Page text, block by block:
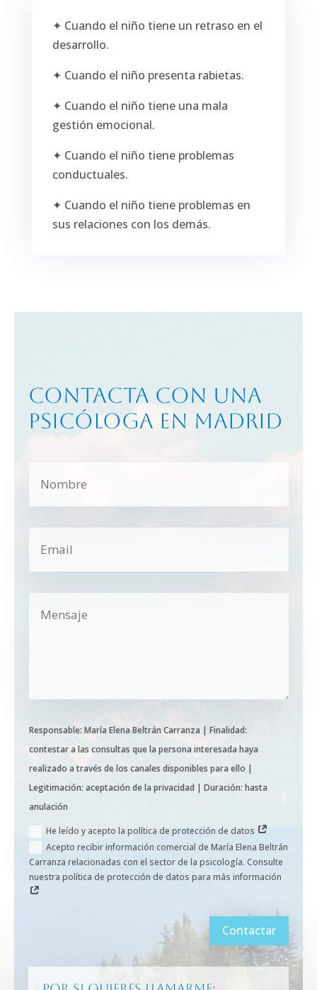
✦ Cuando el niño tiene un retraso en el
desarrollo.
✦ Cuando el niño presenta rabietas.
✦ Cuando el niño tiene una mala
gestión emocional.
✦ Cuando el niño tiene problemas
conductuales.
✦ Cuando el niño tiene problemas en
sus relaciones con los demás.
Contacta con una
psicóloga en Madrid
Responsable: María Elena Beltrán Carranza | Finalidad:
contestar a las consultas que la persona interesada haya
realizado a través de los canales disponibles para ello |
Legitimación: aceptación de la privacidad | Duración: hasta
anulación
He leído y acepto la política de protección de datos
Acepto recibir información comercial de María Elena Beltrán
Carranza relacionadas con el sector de la psicología. Consulte
nuestra política de protección de datos para más información
Contactar